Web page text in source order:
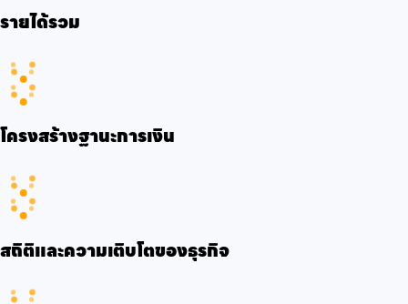
รายได้รวม
โครงสร้างฐานะการเงิน
สถิติและความเติบโตของธุรกิจ